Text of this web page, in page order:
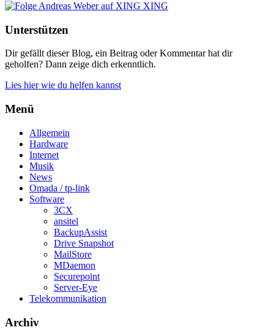
XING
Unterstützen
Dir gefällt dieser Blog, ein Beitrag oder Kommentar hat dir
geholfen? Dann zeige dich erkenntlich.
Lies hier wie du helfen kannst
Menü
Allgemein
Hardware
Internet
Musik
News
Omada / tp-link
Software
3CX
ansitel
BackupAssist
Drive Snapshot
MailStore
MDaemon
Securepoint
Server-Eye
Telekommunikation
Archiv